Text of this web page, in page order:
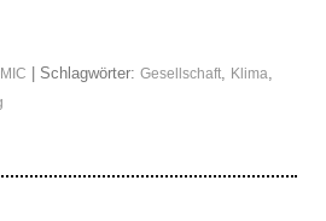
| Schlagwörter: Gesellschaft Klima